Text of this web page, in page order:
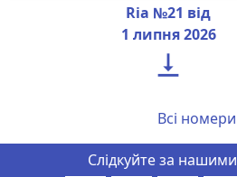
Ria №21 від
1 липня 2026

Всі
Слідкуйте за